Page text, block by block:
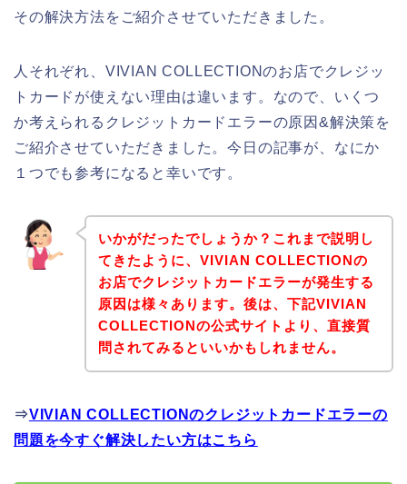
その解決方法をご紹介させていただきました。
人それぞれ、VIVIAN COLLECTIONのお店でクレジッ
トカードが使えない理由は違います。なので、いくつ
か考えられるクレジットカードエラーの原因&解決策を
ご紹介させていただきました。今日の記事が、なにか
１つでも参考になると幸いです。
いかがだったでしょうか？これまで説明し
てきたように、VIVIAN COLLECTIONの
お店でクレジットカードエラーが発生する
原因は様々あります。後は、下記VIVIAN
COLLECTIONの公式サイトより、直接質
問されてみるといいかもしれません。
⇒VIVIAN COLLECTIONのクレジットカードエラーの
問題を今すぐ解決したい方はこちら